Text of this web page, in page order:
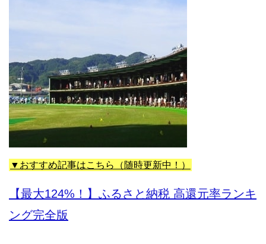
▼おすすめ記事はこちら（随時更新中！）
【最大124%！】ふるさと納税 高還元率ランキ
ング完全版